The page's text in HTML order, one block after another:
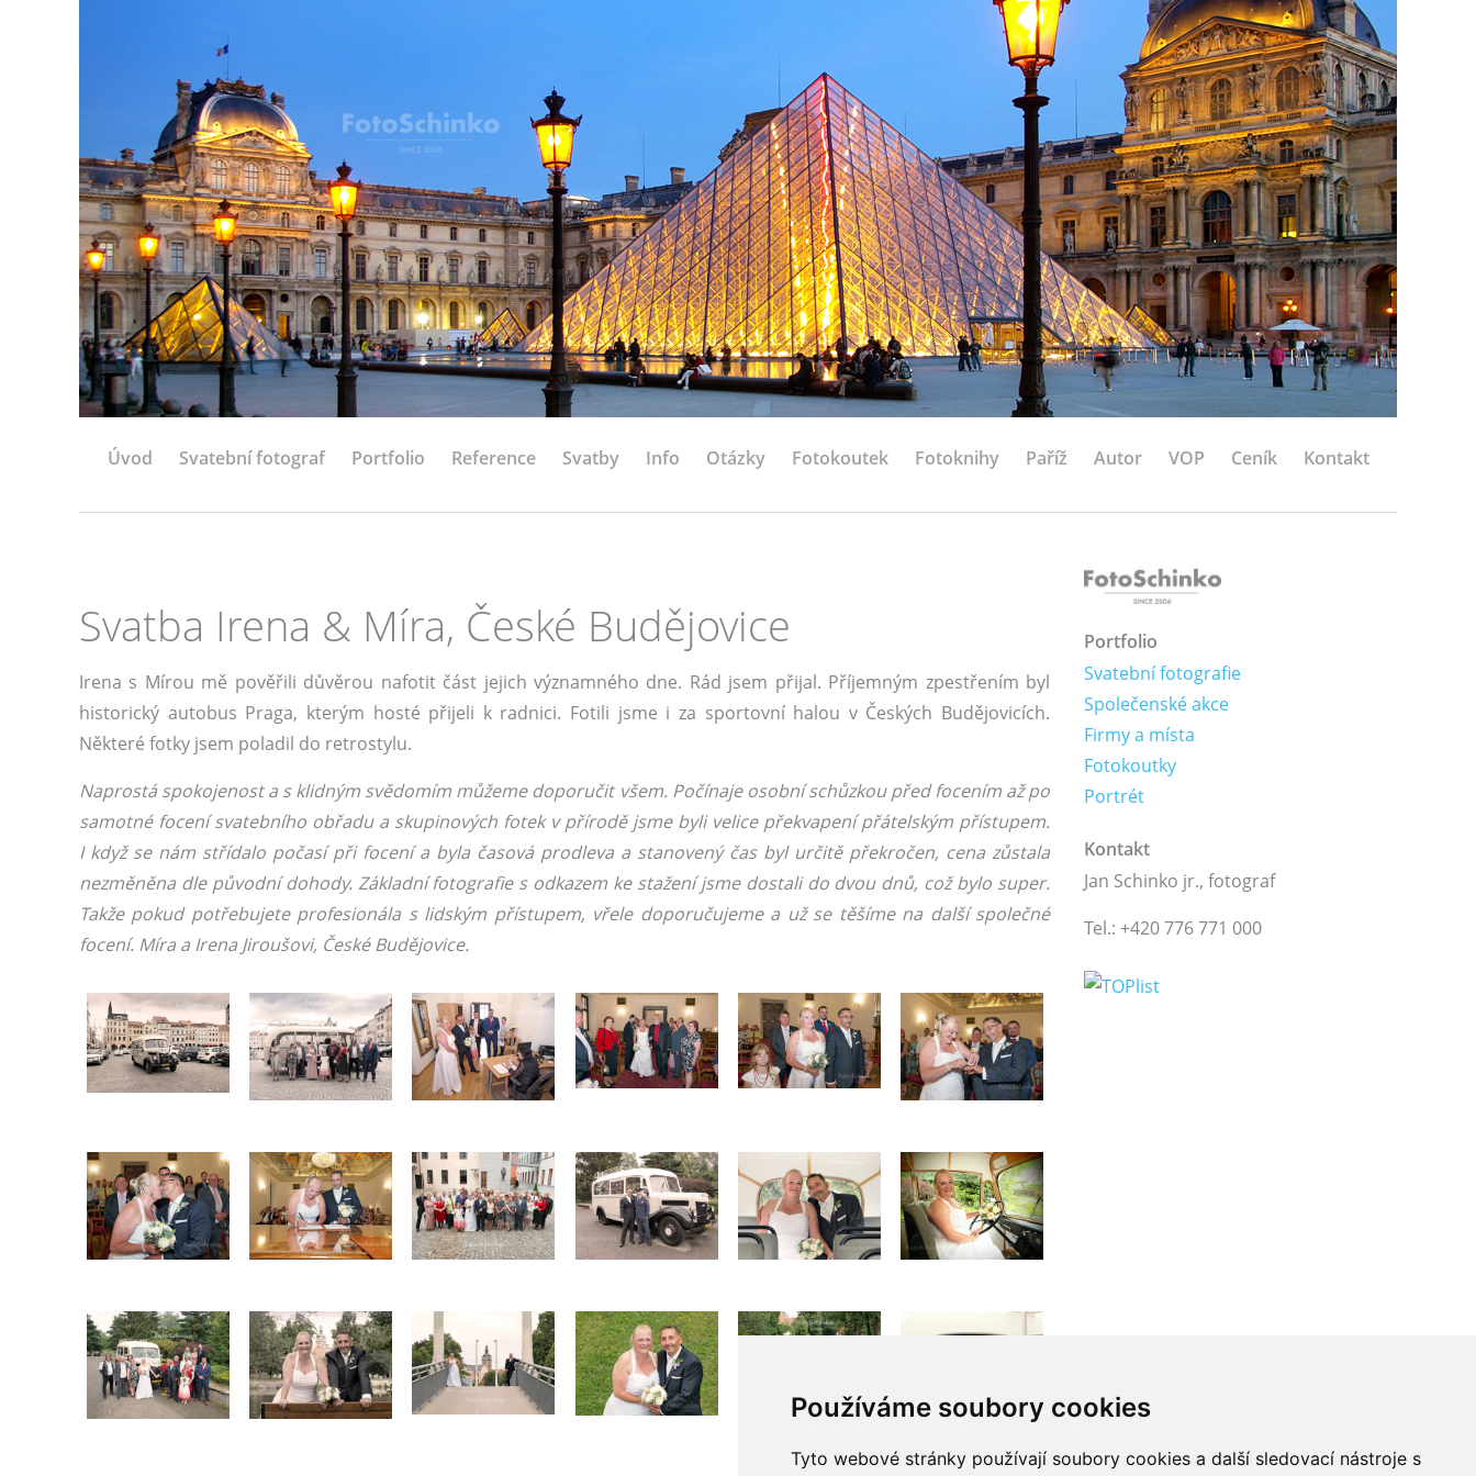
Používáme soubory cookies
Tyto webové stránky používají soubory cookies a další sledovací nástroje s
Úvod Svatební fotograf Portfolio Reference Svatby Info Otázky Fotokoutek Fotoknihy Paříž Autor VOP Ceník Kontakt
Svatba Irena & Míra, České Budějovice
Irena s Mírou mě pověřili důvěrou nafotit část jejich významného dne. Rád jsem přijal. Příjemným zpestřením byl
historický autobus Praga, kterým hosté přijeli k radnici. Fotili jsme i za sportovní halou v Českých Budějovicích.
Některé fotky jsem poladil do retrostylu.
Naprostá spokojenost a s klidným svědomím můžeme doporučit všem. Počínaje osobní schůzkou před focením až po
samotné focení svatebního obřadu a skupinových fotek v přírodě jsme byli velice překvapení přátelským přístupem.
I když se nám střídalo počasí při focení a byla časová prodleva a stanovený čas byl určitě překročen, cena zůstala
nezměněna dle původní dohody. Základní fotografie s odkazem ke stažení jsme dostali do dvou dnů, což bylo super.
Takže pokud potřebujete profesionála s lidským přístupem, vřele doporučujeme a už se těšíme na další společné
focení. Míra a Irena Jiroušovi, České Budějovice.
Portfolio
Svatební fotografie
Společenské akce
Firmy a místa
Fotokoutky
Portrét
Kontakt
Jan Schinko jr., fotograf
Tel.: +420 776 771 000